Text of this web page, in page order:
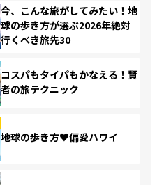
今、こんな旅がしてみたい！地
球の歩き方が選ぶ2026年絶対
行くべき旅先30
コスパもタイパもかなえる！賢
者の旅テクニック
地球の歩き方♥偏愛ハワイ